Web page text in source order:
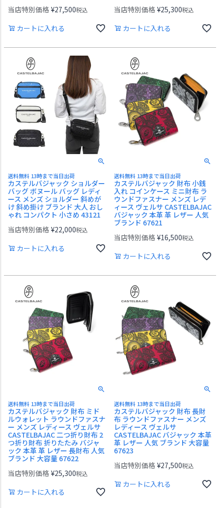
当店特別価格 ¥27,500税込
カートに入れる
当店特別価格 ¥25,300税込
カートに入れる
送料無料 13時まで当日出荷
カステルバジャック ショルダー
バッグ ボヌール バッグ レディ
ース メンズ ショルダー 斜めが
け 斜め掛け ブランド 大人 おし
ゃれ コンパクト 小さめ 43121
当店特別価格 ¥22,000税込
カートに入れる
送料無料 13時まで当日出荷
カステルバジャック 財布 小銭
入れ コインケース ミニ財布 ラ
ウンドファスナー メンズ レデ
ィース ヴェルサ CASTELBAJAC
バジャック 本革 革 レザー 人気
ブランド 67621
当店特別価格 ¥16,500税込
カートに入れる
送料無料 13時まで当日出荷
カステルバジャック 財布 ミド
ルウォレット ラウンドファスナ
ー メンズ レディース ヴェルサ
CASTELBAJAC 二つ折り財布 2
つ折り財布 折りたたみ バジャ
ック 本革 革 レザー 長財布 人気
ブランド 大容量 67622
当店特別価格 ¥25,300税込
カートに入れる
送料無料 13時まで当日出荷
カステルバジャック 財布 長財
布 ラウンドファスナー メンズ
レディース ヴェルサ
CASTELBAJAC バジャック 本革
革 レザー 人気 ブランド 大容量
67623
当店特別価格 ¥27,500税込
カートに入れる